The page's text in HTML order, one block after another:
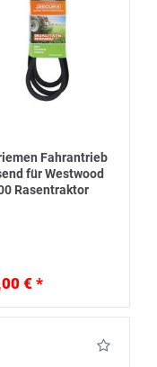
Fahrantrieb
für Westwood
Rasentraktor
€ *